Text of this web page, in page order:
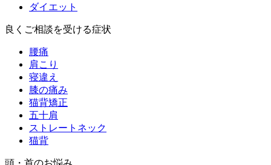
ダイエット
良くご相談を受ける症状
腰痛
肩こり
寝違え
膝の痛み
猫背矯正
五十肩
ストレートネック
猫背
頭・首のお悩み